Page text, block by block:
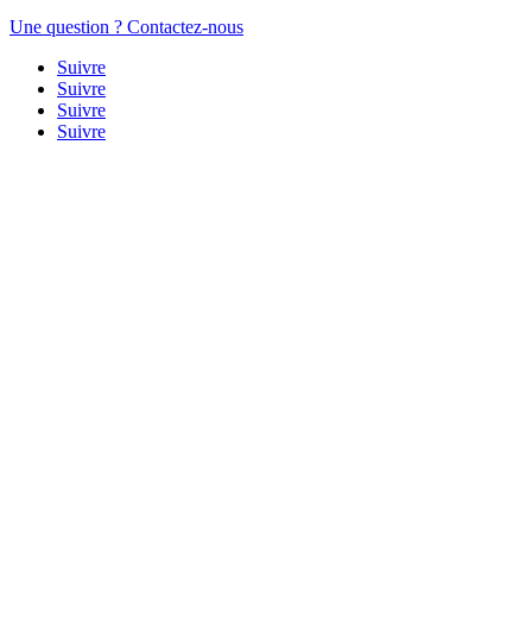
Une question ? Contactez-nous
Suivre
Suivre
Suivre
Suivre